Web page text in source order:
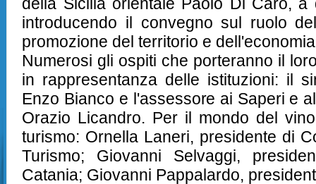
introducendo il convegno sul ruolo
promozione del territorio e
Numerosi gli ospiti che porteranno il
in rappresentanza delle istituzioni: il
Enzo Bianco e l'assessore ai Saperi e
Orazio Licandro. Per il mondo del
turismo: Ornella Laneri, presidente di
Turismo; Giovanni Selvaggi,